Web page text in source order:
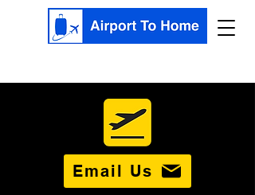
Email Us